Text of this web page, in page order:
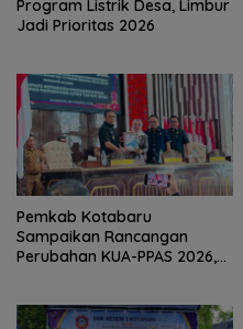
Program Listrik Desa, Limbur
Jadi Prioritas 2026
Pemkab Kotabaru
Sampaikan Rancangan
Perubahan KUA-PPAS 2026,